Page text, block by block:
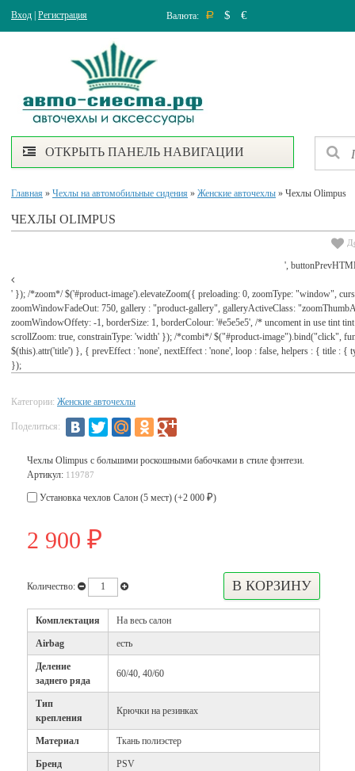
Вход Регистрация Валюта: Р $ €
ОТКРЫТЬ ПАНЕЛЬ НАВИГАЦИИ
Главная » Чехлы на автомобильные сидения » Женские авточехлы » Чехлы Olimpus
ЧЕХЛЫ OLIMPUS
',
' }); /*zoom*/ $('#product-image').elevateZoom({ preloading: 0, zoomType: "window",
zoomWindowFadeOut: 750, gallery : "product-gallery", galleryActiveClass:
zoomWindowOffety: -1, borderSize: 1, borderColour: '#e5e5e5', /* uncoment in use tint
scrollZoom: true, constrainType: 'width' }); /*combi*/ $("#product-image").bind("click",
$(this).attr('title') }, { prevEffect : 'none', nextEffect : 'none', loop : false, helpers : { title :
});
Категории: Женские авточехлы
Поделиться:
Чехлы Olimpus с большими роскошными бабочками в стиле фэнтези.
Артикул: 119787
Установка чехлов Салон (5 мест) (+2 000 ₽)
2 900 ₽
Количество:
Комплектация На весь салон
Airbag есть
Деление
заднего ряда
60/40, 40/60
Тип
крепления
Крючки на резинках
Материал Ткань полиэстер
Бренд PSV